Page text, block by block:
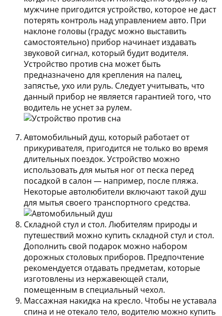
мужчине пригодится устройство, которое не даст
потерять контроль над управлением авто. При
наклоне головы (градус можно выставить
самостоятельно) прибор начинает издавать
звуковой сигнал, который будит водителя.
Устройство против сна может быть
предназначено для крепления на палец,
запястье, ухо или руль. Следует учитывать, что
данный прибор не является гарантией того, что
водитель не уснет за рулем.
Автомобильный душ, который работает от
прикуривателя, пригодится не только во время
длительных поездок. Устройство можно
использовать для мытья ног от песка перед
посадкой в салон — например, после пляжа.
Некоторые автолюбители включают такой душ
для мытья своего транспортного средства.
Складной стул и стол. Любителям природы и
путешествий можно купить складной стул и стол.
Дополнить свой подарок можно набором
дорожных столовых приборов. Предпочтение
рекомендуется отдавать предметам, которые
изготовлены из нержавеющей стали,
помещенным в специальный чехол.
Массажная накидка на кресло. Чтобы не уставала
спина и не отекало тело, водителю можно купить